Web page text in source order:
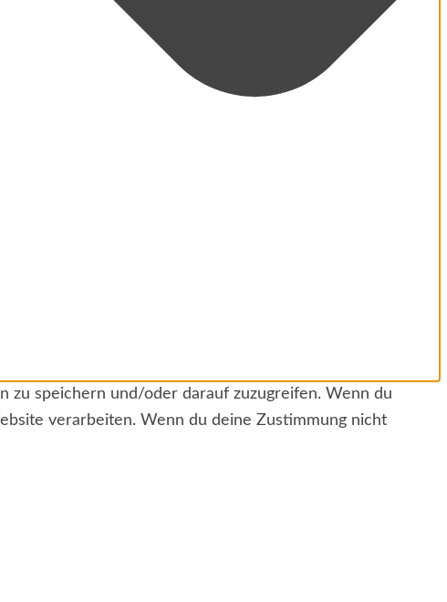
zu speichern und/oder darauf zuzugreifen. Wenn du
verarbeiten. Wenn du deine Zustimmung nicht